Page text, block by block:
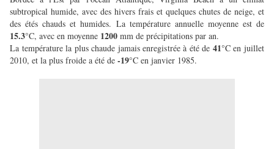
subtropical humide, avec des hivers frais et quelques chutes de neige, et
des étés chauds et humides. La température annuelle moyenne est de
15.3°C, avec en moyenne 1200 mm de précipitations par an.
La température la plus chaude jamais enregistrée à été de 41°C en juillet
2010, et la plus froide a été de -19°C en janvier 1985.